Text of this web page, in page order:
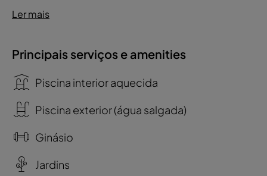
Ler mais
Principais serviços e amenities
Piscina interior aquecida
Piscina exterior (água salgada)
Ginásio
Jardins